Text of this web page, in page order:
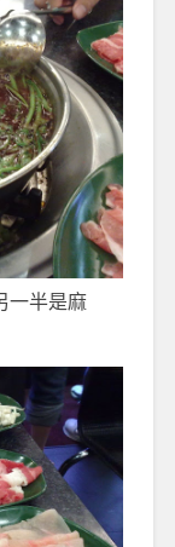
一半是麻